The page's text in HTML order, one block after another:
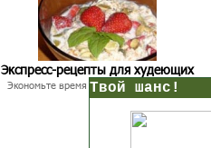
Экспресс-рецепты для худеющих
Экономьте время и Стройнейте Вкусно!